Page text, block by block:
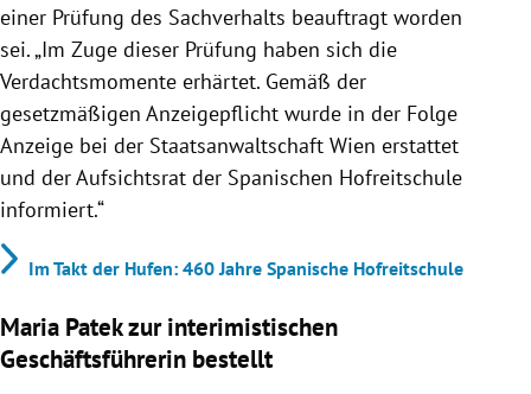
einer Prüfung des Sachverhalts beauftragt worden
sei. „Im Zuge dieser Prüfung haben sich die
Verdachtsmomente erhärtet. Gemäß der
gesetzmäßigen Anzeigepflicht wurde in der Folge
Anzeige bei der Staatsanwaltschaft Wien erstattet
und der Aufsichtsrat der Spanischen Hofreitschule
informiert.“
Im Takt der Hufen: 460 Jahre Spanische Hofreitschule
Maria Patek zur interimistischen
Geschäftsführerin bestellt